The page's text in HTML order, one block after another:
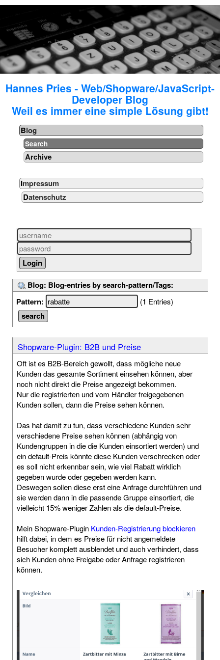
Hannes Pries - Web/Shopware/JavaScript-
Developer Blog
Weil es immer eine simple Lösung gibt!
Blog
Search
Archive
Impressum
Datenschutz
Blog: Blog-entries by search-pattern/Tags:
Pattern:
(1 Entries)
Shopware-Plugin: B2B und Preise
Oft ist es B2B-Bereich gewollt, dass mögliche neue
Kunden das gesamte Sortiment einsehen können, aber
noch nicht direkt die Preise angezeigt bekommen.
Nur die registrierten und vom Händler freigegebenen
Kunden sollen, dann die Preise sehen können.
Das hat damit zu tun, dass verschiedene Kunden sehr
verschiedene Preise sehen können (abhängig von
Kundengruppen in die die Kunden einsortiert werden) und
ein default-Preis könnte diese Kunden verschrecken oder
es soll nicht erkennbar sein, wie viel Rabatt wirklich
gegeben wurde oder gegeben werden kann.
Deswegen sollen diese erst eine Anfrage durchführen und
sie werden dann in die passende Gruppe einsortiert, die
vielleicht 15% weniger Zahlen als die default-Preise.
Mein Shopware-Plugin Kunden-Registrierung blockieren
hilft dabei, in dem es Preise für nicht angemeldete
Besucher komplett ausblendet und auch verhindert, dass
sich Kunden ohne Freigabe oder Anfrage registrieren
können.